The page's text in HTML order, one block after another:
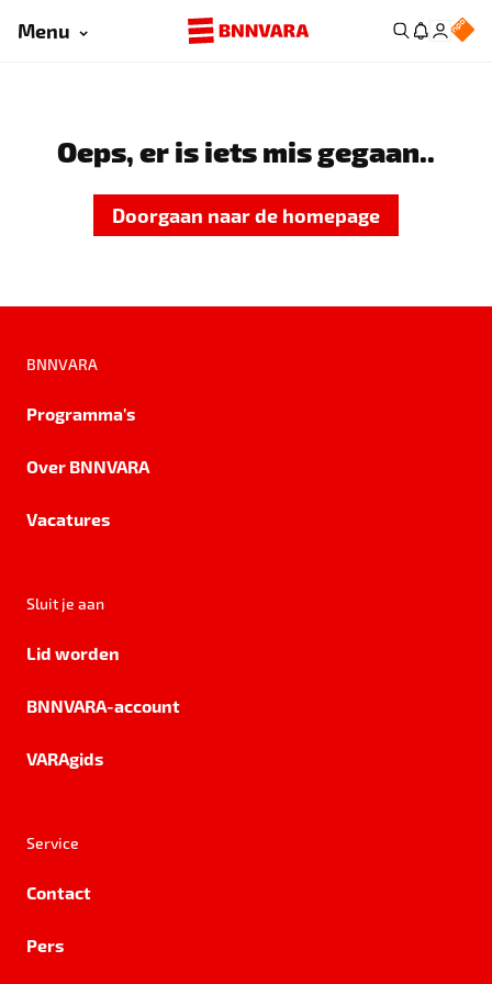
Menu
Oeps, er is iets mis gegaan..
Doorgaan naar de homepage
BNNVARA
Programma's
Over BNNVARA
Vacatures
Sluit je aan
Lid worden
BNNVARA-account
VARAgids
Service
Contact
Pers